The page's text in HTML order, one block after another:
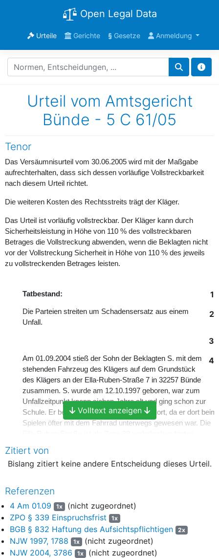
Open Legal Data
Urteile Gerichte §Gesetze Anmeldung
Urteil vom Amtsgericht
Bünde - 5 C 61/05
Tenor
Das Versäumnisurteil vom 30.06.2005 wird mit der Maßgabe
aufrechterhalten, dass sich dessen vorläufige Vollstreckbarkeit
nach diesem Urteil richtet.
Die weiteren Kosten des Rechtsstreits trägt der Kläger.
Das Urteil ist vorläufig vollstreckbar. Der Kläger kann durch
Sicherheitsleistung in Höhe von 110 % des vollstreckbaren
Betrages die Vollstreckung abwenden, wenn die Beklagten nicht
vor der Vollstreckung Sicherheit in Höhe von 110 % des jeweils
zu vollstreckenden Betrages leisten.
1
Tatbestand:
2
Die Parteien streiten um Schadensersatz aus einem
Unfall.
3
4
Am 01.09.2004 stieß der Sohn der Beklagten S. mit dem
stehenden Fahrzeug des Klägers auf dem Grundstück
des Klägers an der Ella-Ruben-Straße 7 in 32257 Bünde
zusammen. S. wurde am 12.10.1997 geboren, war zum
Unfallzeitpunkt knapp sieben Jahre alt und ging schon zur
Schule. Er besaß Ortskenntnis vom Unfallort, da er dort beim
Spielen öfter mit dem Fahrrad unterwegs gewesen war. Die
der Unfallörtlichkeit wird auf die von den Beklagten
eingereichte Skizze I (Bl. 72 d.A.) verwiesen.
Richtung des Wendehammers der Ella-Ruben-Straße
kommend zunächst auf das klägerische Grundstück und
unter das dort befindliche Carport, wo er mit dem darunter
parkenden ca. 9 Jahre alten Ford Fiesta des Klägers
zusammenstieß. Der genaue Unfallverlauf ist dabei zwischen
den Parteien umstritten.
Volltext anzeigen
Zitiert von
Bislang zitiert keine andere Entscheidung dieses Urteil.
Referenzen
4 Am 01.09 1x (nicht zugeordnet)
ZPO § 339 Einspruchsfrist
1x
BGB § 832 Haftung des Aufsichtspflichtigen 2x
NJW 1997, 1788 1x (nicht zugeordnet)
NJW 2004, 3786
1x (nicht zugeordnet)